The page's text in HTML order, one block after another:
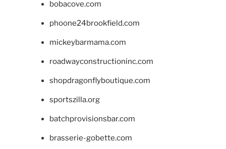
bobacove.com
phoone24brookfield.com
mickeybarmama.com
roadwayconstructioninc.com
shopdragonflyboutique.com
sportszilla.org
batchprovisionsbar.com
brasserie-gobette.com